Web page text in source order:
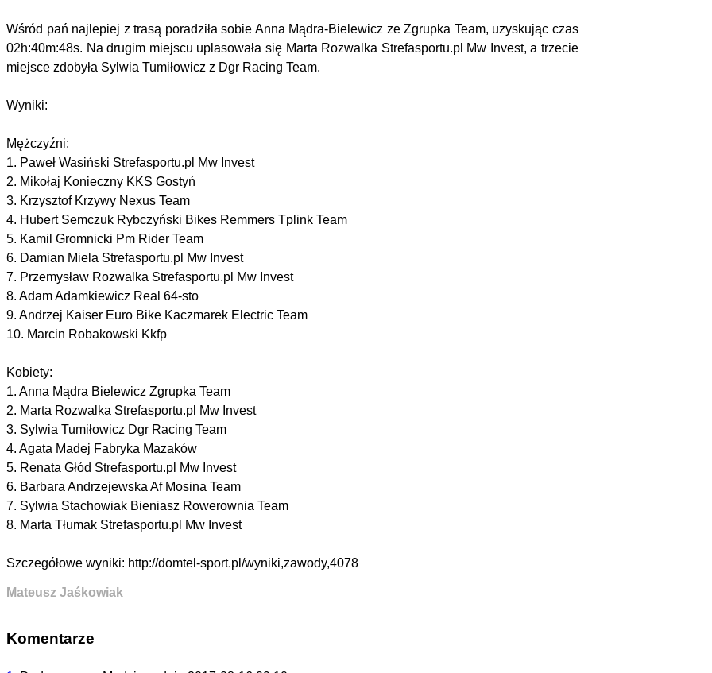
Wśród pań najlepiej z trasą poradziła sobie Anna Mądra-Bielewicz ze Zgrupka Team, uzyskując czas
02h:40m:48s. Na drugim miejscu uplasowała się Marta Rozwalka Strefasportu.pl Mw Invest, a trzecie
miejsce zdobyła Sylwia Tumiłowicz z Dgr Racing Team.
Wyniki:
Mężczyźni:
1. Paweł Wasiński Strefasportu.pl Mw Invest
2. Mikołaj Konieczny KKS Gostyń
3. Krzysztof Krzywy Nexus Team
4. Hubert Semczuk Rybczyński Bikes Remmers Tplink Team
5. Kamil Gromnicki Pm Rider Team
6. Damian Miela Strefasportu.pl Mw Invest
7. Przemysław Rozwalka Strefasportu.pl Mw Invest
8. Adam Adamkiewicz Real 64-sto
9. Andrzej Kaiser Euro Bike Kaczmarek Electric Team
10. Marcin Robakowski Kkfp
Kobiety:
1. Anna Mądra Bielewicz Zgrupka Team
2. Marta Rozwalka Strefasportu.pl Mw Invest
3. Sylwia Tumiłowicz Dgr Racing Team
4. Agata Madej Fabryka Mazaków
5. Renata Głód Strefasportu.pl Mw Invest
6. Barbara Andrzejewska Af Mosina Team
7. Sylwia Stachowiak Bieniasz Rowerownia Team
8. Marta Tłumak Strefasportu.pl Mw Invest
Szczegółowe wyniki: http://domtel-sport.pl/wyniki,zawody,4078
Mateusz Jaśkowiak
Komentarze